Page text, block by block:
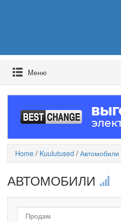
Mеню
Home / Kuulutused / Автомобили
АВТОМОБИЛИ